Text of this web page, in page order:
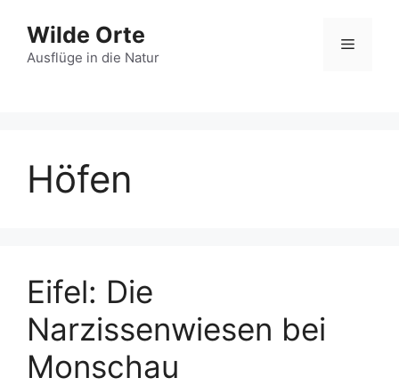
Inhalt
springen
Wilde Orte
Ausflüge in die Natur
Menü
Höfen
Eifel: Die
Narzissenwiesen bei
Monschau